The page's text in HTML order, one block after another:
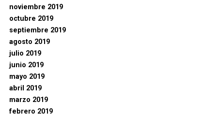
noviembre 2019
octubre 2019
septiembre 2019
agosto 2019
julio 2019
junio 2019
mayo 2019
abril 2019
marzo 2019
febrero 2019